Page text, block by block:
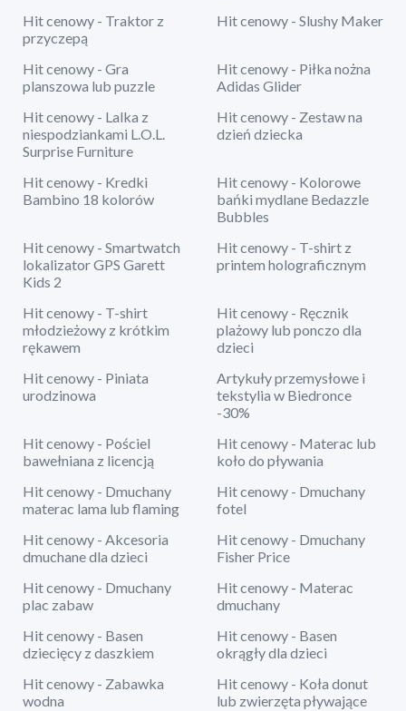
Hit cenowy - Traktor z
przyczepą
Hit cenowy - Slushy Maker
Hit cenowy - Gra
planszowa lub puzzle
Hit cenowy - Piłka nożna
Adidas Glider
Hit cenowy - Lalka z
niespodziankami L.O.L.
Surprise Furniture
Hit cenowy - Zestaw na
dzień dziecka
Hit cenowy - Kredki
Bambino 18 kolorów
Hit cenowy - Kolorowe
bańki mydlane Bedazzle
Bubbles
Hit cenowy - Smartwatch
lokalizator GPS Garett
Kids 2
Hit cenowy - T-shirt z
printem holograficznym
Hit cenowy - T-shirt
młodzieżowy z krótkim
rękawem
Hit cenowy - Ręcznik
plażowy lub ponczo dla
dzieci
Hit cenowy - Piniata
urodzinowa
Artykuły przemysłowe i
tekstylia w Biedronce
-30%
Hit cenowy - Pościel
bawełniana z licencją
Hit cenowy - Materac lub
koło do pływania
Hit cenowy - Dmuchany
materac lama lub flaming
Hit cenowy - Dmuchany
fotel
Hit cenowy - Akcesoria
dmuchane dla dzieci
Hit cenowy - Dmuchany
Fisher Price
Hit cenowy - Dmuchany
plac zabaw
Hit cenowy - Materac
dmuchany
Hit cenowy - Basen
dziecięcy z daszkiem
Hit cenowy - Basen
okrągły dla dzieci
Hit cenowy - Zabawka
wodna
Hit cenowy - Koła donut
lub zwierzęta pływające